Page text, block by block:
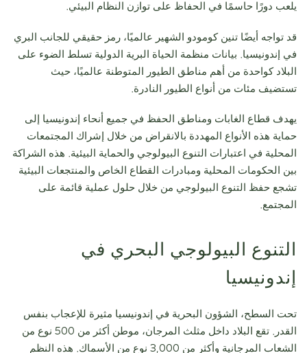
يلعب دورًا حاسمًا في الحفاظ على توازن النظام البيئي.
قد تواجه أيضًا تنين كومودو الشهير عالميًا، رمز حقيقي للجانب البري
في إندونيسيا. بيانات منظمة الحياة البرية الدولية تسلط الضوء على
البلاد كواحدة من أهم مناطق الطيور المتوطنة عالميًا، حيث
تستضيف مئات من أنواع الطيور النادرة.
يهدف قطاع الغابات ومناطق الحفظ في جميع أنحاء إندونيسيا إلى
حماية هذه الأنواع المهددة بالانقراض من خلال إشراك المجتمعات
المحلية في اعتبارات التنوع البيولوجي والحماية البيئية. هذه الشراكة
بين الحكومات المحلية ومبادرات القطاع الخاص والمنتجعات البيئية
تشجع حفظ التنوع البيولوجي من خلال حلول عملية قائمة على
المجتمع.
التنوع البيولوجي البحري في
إندونيسيا
تحت السطح، الشؤون البحرية في إندونيسيا مثيرة للإعجاب بنفس
القدر. تقع البلاد داخل مثلث المرجان، موطن أكثر من 500 نوع من
الشعاب المرجانية وأكثر من 3,000 نوع من الأسماك. هذه النظم